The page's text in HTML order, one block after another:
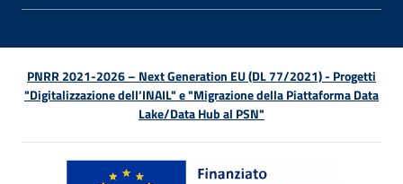
PNRR 2021-2026 – Next Generation EU (DL 77/2021) - Progetti
"Digitalizzazione dell’INAIL" e "Migrazione della Piattaforma Data
Lake/Data Hub al PSN"